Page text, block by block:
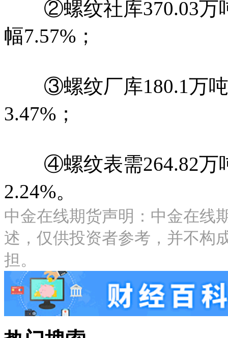
②螺纹社库370.03万吨
幅7.57%；
③螺纹厂库180.1万吨
3.47%；
④螺纹表需264.82万吨
2.24%。
中金在线期货声明：中金在线
述，仅供投资者参考，并不构
担。